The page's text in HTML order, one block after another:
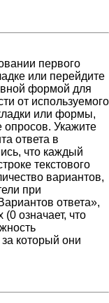
первого
или перейдите
формой для
от используемого
или формы,
опросов. Укажите
ответа в
что каждый
текстового
вариантов,
при
ответа»,
означает, что
который они